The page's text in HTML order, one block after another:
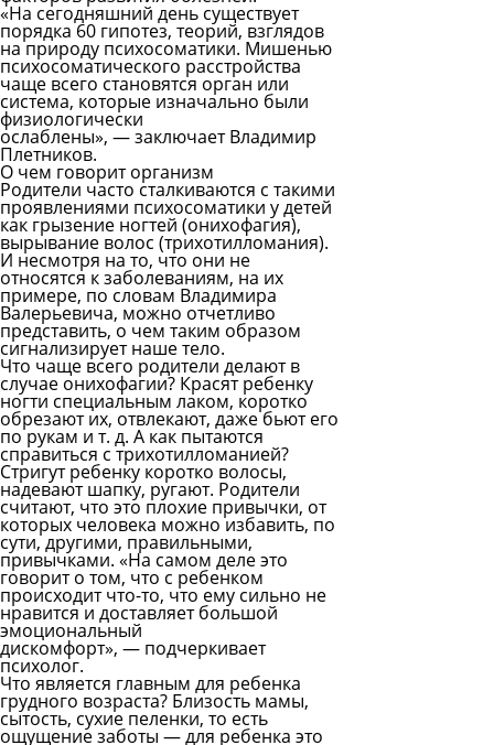
«На сегодняшний день существует
порядка 60 гипотез, теорий, взглядов
на природу психосоматики. Мишенью
психосоматического расстройства
чаще всего становятся орган или
система, которые изначально были
физиологически
ослаблены», — заключает Владимир
Плетников.
О чем говорит организм
Родители часто сталкиваются с такими
проявлениями психосоматики у детей
как грызение ногтей (онихофагия),
вырывание волос (трихотилломания).
И несмотря на то, что они не
относятся к заболеваниям, на их
примере, по словам Владимира
Валерьевича, можно отчетливо
представить, о чем таким образом
сигнализирует наше тело.
Что чаще всего родители делают в
случае онихофагии? Красят ребенку
ногти специальным лаком, коротко
обрезают их, отвлекают, даже бьют его
по рукам и т. д. А как пытаются
справиться с трихотилломанией?
Стригут ребенку коротко волосы,
надевают шапку, ругают. Родители
считают, что это плохие привычки, от
которых человека можно избавить, по
сути, другими, правильными,
привычками. «На самом деле это
говорит о том, что с ребенком
происходит что-то, что ему сильно не
нравится и доставляет большой
эмоциональный
дискомфорт», — подчеркивает
психолог.
Что является главным для ребенка
грудного возраста? Близость мамы,
сытость, сухие пеленки, то есть
ощущение заботы — для ребенка это